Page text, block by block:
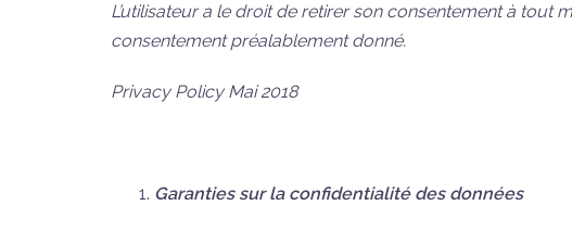
L’utilisateur a le droit de retirer son consentement à
consentement préalablement donné.
Privacy Policy Mai 2018
Garanties sur la confidentialité des données